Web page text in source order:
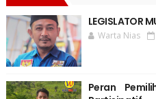
LEGISLATOR
Warta Nias
Peran